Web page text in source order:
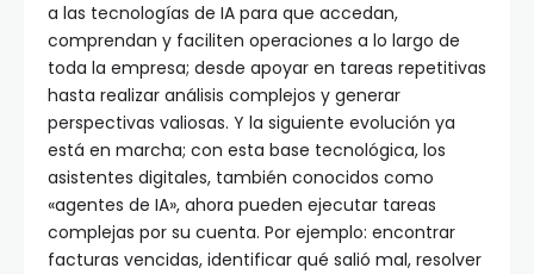
a las tecnologías de IA para que accedan,
comprendan y faciliten operaciones a lo largo de
toda la empresa; desde apoyar en tareas repetitivas
hasta realizar análisis complejos y generar
perspectivas valiosas. Y la siguiente evolución ya
está en marcha; con esta base tecnológica, los
asistentes digitales, también conocidos como
«agentes de IA», ahora pueden ejecutar tareas
complejas por su cuenta. Por ejemplo: encontrar
facturas vencidas, identificar qué salió mal, resolver